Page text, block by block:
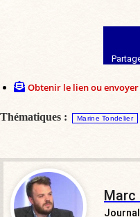
Obtenir le lien ou
Thématiques : Marine Tondelier
Marc